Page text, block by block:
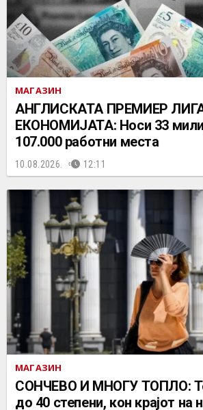
МАГАЗИН
АНГЛИСКАТА ПРЕМИЕР
ЕКОНОМИЈАТА: Носи 33
107.000 работни места
10.08.2026. 12:11
МАГАЗИН
СОНЧЕВО И МНОГУ ТОПЛО:
до 40 степени, кон крајот на